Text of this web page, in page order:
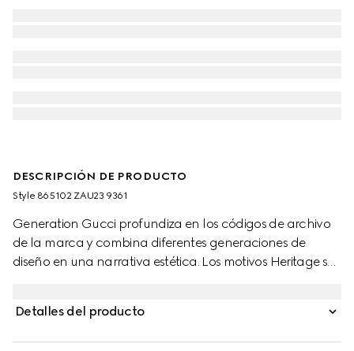
DESCRIPCIÓN DE PRODUCTO
Style ‎865102 ZAU23 9361
Generation Gucci profundiza en los códigos de archivo
de la marca y combina diferentes generaciones de
diseño en una narrativa estética. Los motivos Heritage se
en seda, esta camisa se define por un estampado floral
Detalles del producto